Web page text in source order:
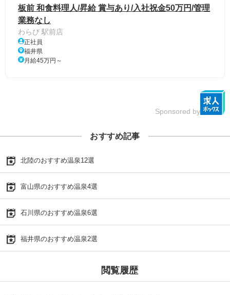
板前 和食料理人/昇給 賞与あり/入社祝金50万円/管理
業務なし
わらび 駅前店
正社員
福井県
月給45万円～
Sponsored by
おすすめ記事
北陸のおすすめ温泉12選
富山県のおすすめ温泉4選
石川県のおすすめ温泉6選
福井県のおすすめ温泉2選
閲覧履歴